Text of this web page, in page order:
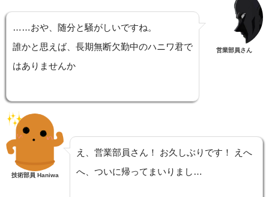
……おや、随分と騒がしいですね。
誰かと思えば、長期無断欠勤中のハニワ君で
はありませんか
営業部員さん
技術部員 Haniwa
え、営業部員さん！ お久しぶりです！ えへ
へ、ついに帰ってまいりまし…